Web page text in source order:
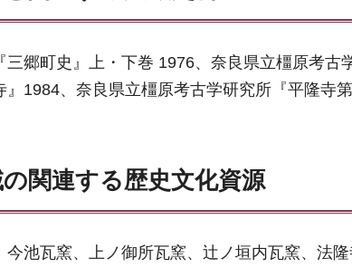
三郷町史』上・下巻 1976、奈良県立橿原考
』1984、奈良県立橿原考古学研究所『平隆寺
関連する歴史文化資源
今池瓦窯、上ノ御所瓦窯、辻ノ垣内瓦窯、法